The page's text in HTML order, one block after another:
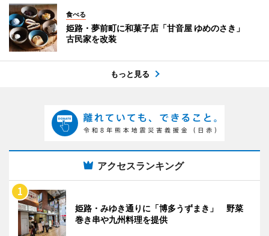
食べる
姫路・夢前町に和菓子店「甘音屋 ゆめのさき」
古民家を改装
もっと見る
アクセスランキング
姫路・みゆき通りに「博多うずまき」 野菜
巻き串や九州料理を提供